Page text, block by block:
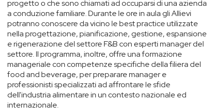
progetto o che sono chiamati ad occuparsi di una azienda
a conduzione familiare. Durante le ore in aula gli Allievi
potranno conoscere da vicino le best practice utilizzate
nella progettazione, pianificazione, gestione, espansione
e rigenerazione del settore F&B con esperti manager del
settore. Il programma, inoltre, offre una formazione
manageriale con competenze specifiche della filiera del
food and beverage, per preparare manager e
professionisti specializzati ad affrontare le sfide
dell'industria alimentare in un contesto nazionale ed
internazionale.